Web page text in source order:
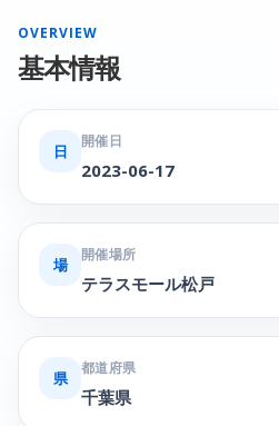
OVERVIEW
基本情報
日
開催日
2023-06-17
場
開催場所
テラスモール松戸
県
都道府県
千葉県